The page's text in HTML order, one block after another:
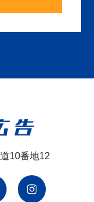
10番地12